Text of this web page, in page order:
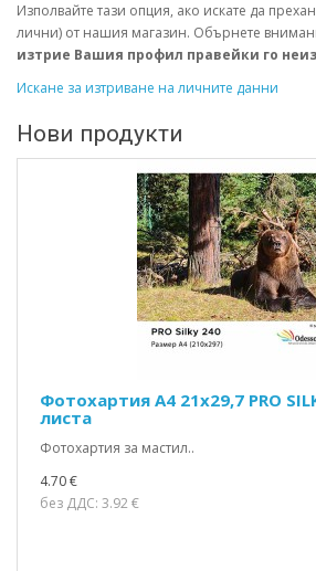
Изполвайте тази опция, ако искате да
лични) от нашия магазин. Обърнете
изтрие Вашия профил правейки го
Искане за изтриване на личните данни
Нови продукти
Фотохартия A4 21х29,7 PRO
листа
Фотохартия за мастил..
4.70 €
без ДДС: 3.92 €